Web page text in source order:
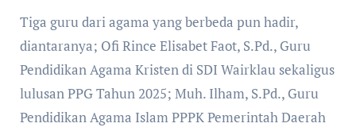
Tiga guru dari agama yang berbeda pun hadir,
diantaranya; Ofi Rince Elisabet Faot, S.Pd., Guru
Pendidikan Agama Kristen di SDI Wairklau sekaligus
lulusan PPG Tahun 2025; Muh. Ilham, S.Pd., Guru
Pendidikan Agama Islam PPPK Pemerintah Daerah